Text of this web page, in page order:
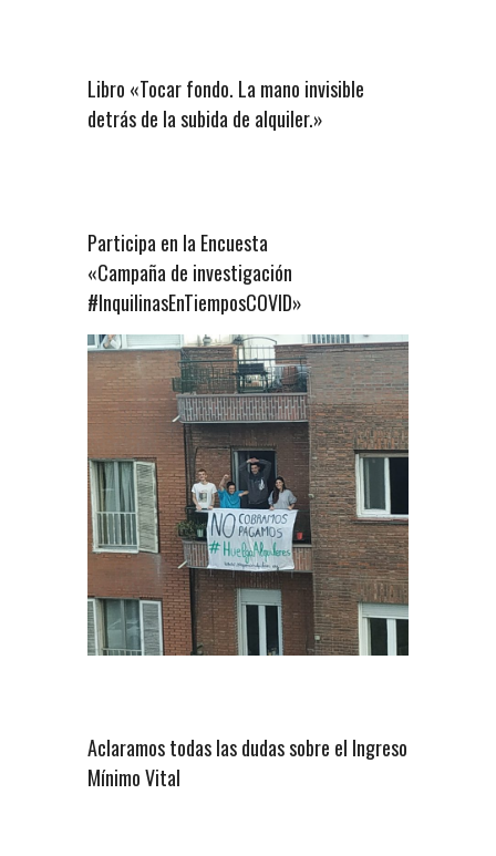
Libro «Tocar fondo. La mano invisible
detrás de la subida de alquiler.»
Participa en la Encuesta
«Campaña de investigación
#InquilinasEnTiemposCOVID»
Aclaramos todas las dudas sobre el Ingreso
Mínimo Vital